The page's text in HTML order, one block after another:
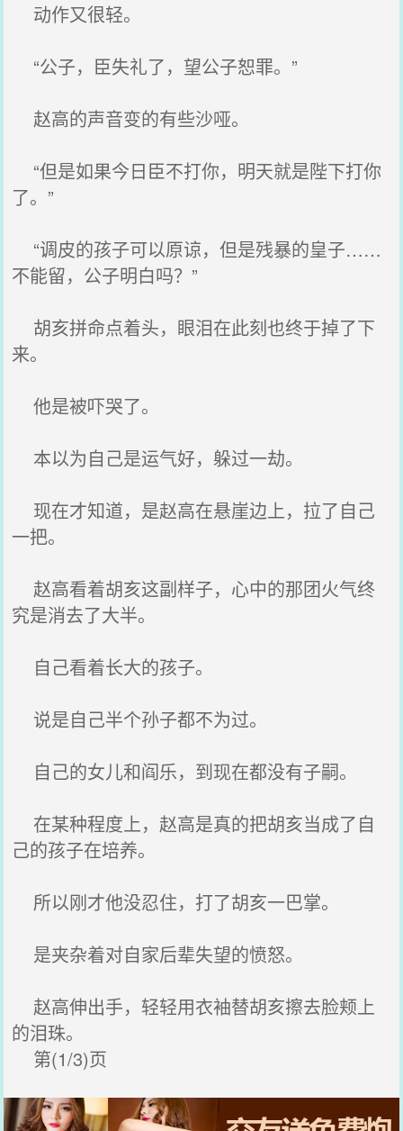
动作又很轻。
“公子，臣失礼了，望公子恕罪。”
赵高的声音变的有些沙哑。
“但是如果今日臣不打你，明天就是陛下打你
了。”
“调皮的孩子可以原谅，但是残暴的皇子……
不能留，公子明白吗？”
胡亥拼命点着头，眼泪在此刻也终于掉了下
来。
他是被吓哭了。
本以为自己是运气好，躲过一劫。
现在才知道，是赵高在悬崖边上，拉了自己
一把。
赵高看着胡亥这副样子，心中的那团火气终
究是消去了大半。
自己看着长大的孩子。
说是自己半个孙子都不为过。
自己的女儿和阎乐，到现在都没有子嗣。
在某种程度上，赵高是真的把胡亥当成了自
己的孩子在培养。
所以刚才他没忍住，打了胡亥一巴掌。
是夹杂着对自家后辈失望的愤怒。
赵高伸出手，轻轻用衣袖替胡亥擦去脸颊上
的泪珠。
第(1/3)页